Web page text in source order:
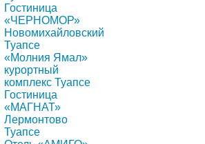
Гостиница
«ЧЕРНОМОР»
Новомихайловский
Туапсе
«Молния Ямал»
курортный
комплекс Туапсе
Гостиница
«МАГНАТ»
Лермонтово
Туапсе